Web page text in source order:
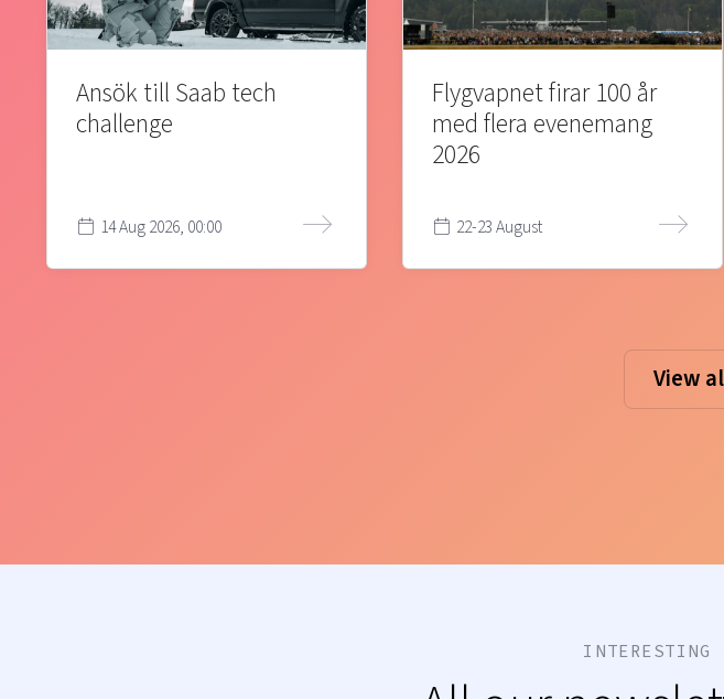
Ansök till Saab tech
challenge
14 Aug 2026, 00:00
Flygvapnet firar 100 år
med flera evenemang
2026
22-23 August
View
INTERESTING